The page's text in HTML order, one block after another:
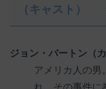
（キャスト）
ジョン・バートン（
アメリカ人の男